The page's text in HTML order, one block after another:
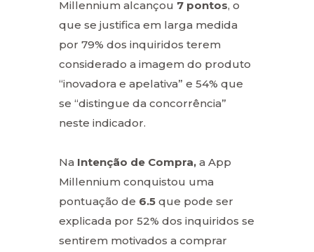
Millennium alcançou 7 pontos, o
que se justifica em larga medida
por 79% dos inquiridos terem
considerado a imagem do produto
“inovadora e apelativa” e 54% que
se “distingue da concorrência”
neste indicador.
Na Intenção de Compra, a App
Millennium conquistou uma
pontuação de 6.5 que pode ser
explicada por 52% dos inquiridos se
sentirem motivados a comprar